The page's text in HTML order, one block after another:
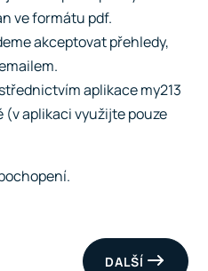
ve formátu pdf.
akceptovat přehledy,
aplikace my213
(v aplikaci využijte pouze
DALŠÍ